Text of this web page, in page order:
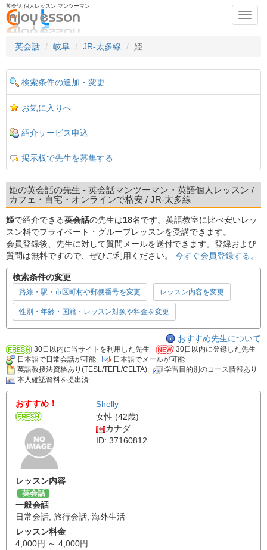
英会話 個人レッスン マンツーマン
英会話
岐阜 JR-太多線 姫
検索条件の追加・変更
お気に入りへ
紹介サービス申込
掲示板で先生を募集する
姫の英会話の先生 - 英会話マンツーマン・英語個人レッスン /
カフェ・自宅・オンラインで格安 / JR-太多線
姫で紹介できる英会話の先生は18名です。英語教室に比べ安いレッ
スン料でプライベート・グループレッスンを受講できます。
会員登録後、先生に対して質問メールを送付できます。登録および
質問は無料ですので、ぜひご利用ください。 今すぐ会員登録する。
検索条件の変更
路線・駅・市区町村や郵便番号を変更 レッスン内容を変更
性別・年齢・国籍・レッスン対象や料金を変更
おすすめ先生について
30日以内に当サイトを利用した先生
30日以内に登録した先生
日本語で日常会話が可能
日本語でメールが可能
英語教授法資格あり(TESL/TEFL/CELTA)
学習目的別のコース情報あり
本人確認資料を提出済
おすすめ！
Shelly
女性 (42歳)
カナダ
ID: 37160812
レッスン内容
英会話
一般会話
日常会話, 旅行会話, 海外生活
レッスン料金
4,000円 ～ 4,000円